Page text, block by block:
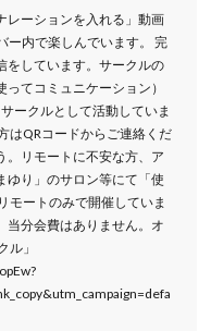
レーションを入れる」動画
ー内で楽しんでいます。 完
をしています。サークルの
てコミュニケーション）
ークルとして活動していま
はQRコードからご連絡くだ
。リモートに不安な方、ア
ゆり」のサロン等にて「使
モートのみで開催していま
当分会費はありません。オ
ル」